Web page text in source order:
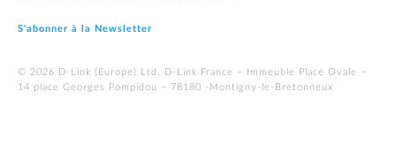
S'abonner à la Newsletter
© 2026 D‑Link (Europe) Ltd. D-Link France – Immeuble Place Ovale –
14 place Georges Pompidou – 78180 -Montigny-le-Bretonneux